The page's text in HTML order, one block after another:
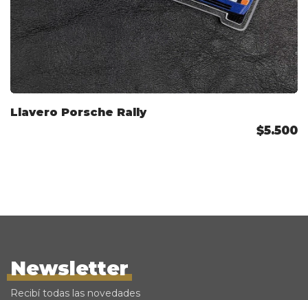
Llavero Porsche Rally
$5.500
Newsletter
Recibí todas las novedades